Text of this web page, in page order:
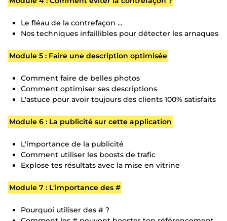
Le fléau de la contrefaçon ...
Nos techniques infaillibles pour détecter les arnaques
Module 5 : Faire une description optimisée
Comment faire de belles photos
Comment optimiser ses descriptions
L'astuce pour avoir toujours des clients 100% satisfaits
Module 6 : La publicité sur cette application
L'importance de la publicité
Comment utiliser les boosts de trafic
Explose tes résultats avec la mise en vitrine
Module 7 : L'importance des #
Pourquoi utiliser des # ?